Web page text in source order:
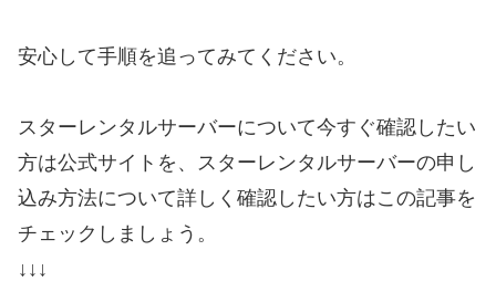
安心して手順を追ってみてください。
スターレンタルサーバーについて今すぐ確認したい
方は公式サイトを、スターレンタルサーバーの申し
込み方法について詳しく確認したい方はこの記事を
チェックしましょう。
↓↓↓